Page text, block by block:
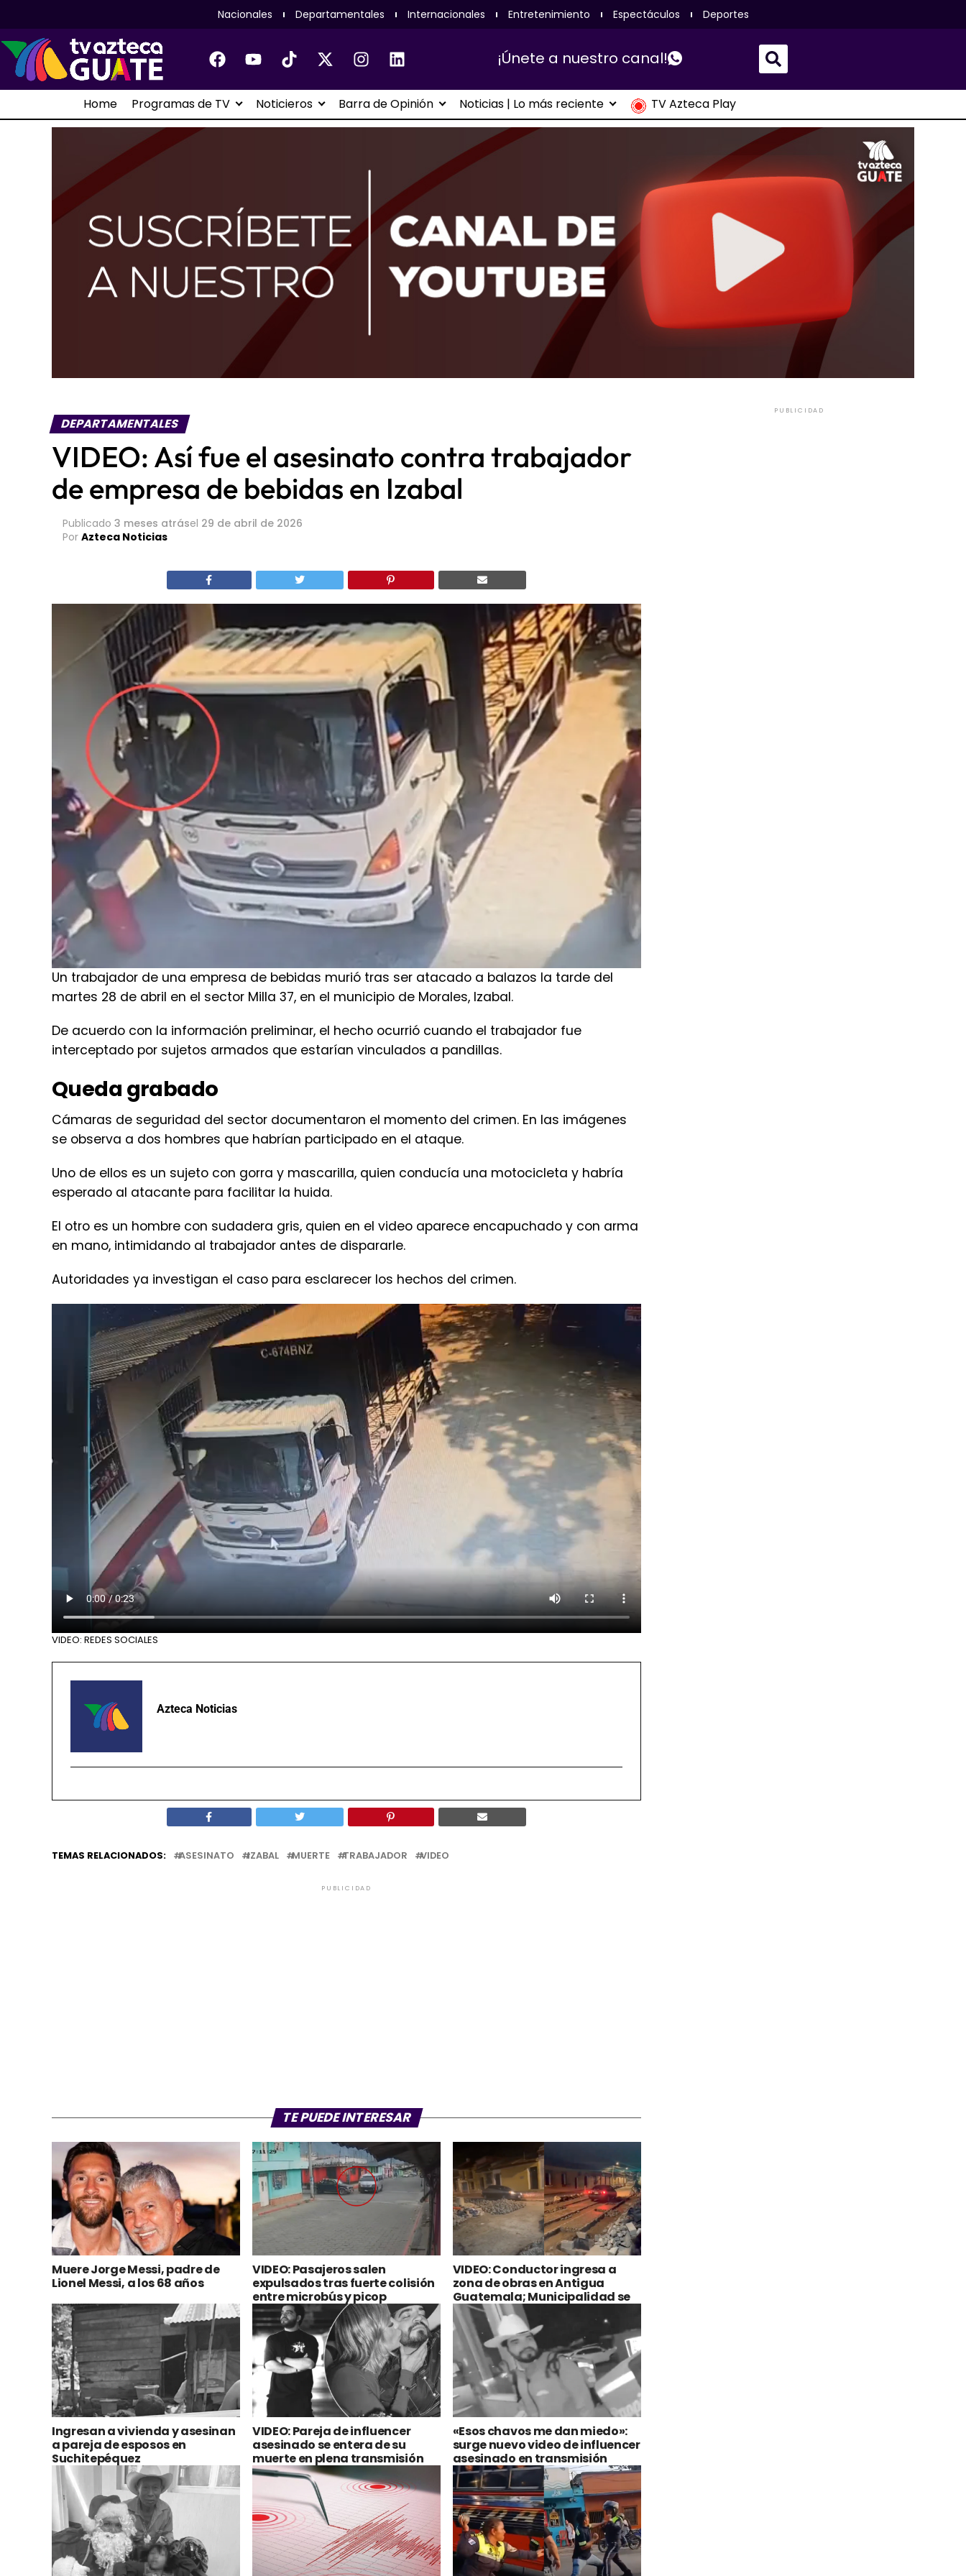
Nacionales Departamentales Internacionales Entretenimiento Espectáculos Deportes
¡Únete a nuestro canal!
Home Programas de TV Noticieros Barra de Opinión Noticias | Lo más reciente TV Azteca Play
DEPARTAMENTALES
VIDEO: Así fue el asesinato contra trabajador
de empresa de bebidas en Izabal
Publicado 3 meses atrásel 29 de abril de 2026
Por Azteca Noticias
Un trabajador de una empresa de bebidas murió tras ser atacado a balazos la tarde del
martes 28 de abril en el sector Milla 37, en el municipio de Morales, Izabal.
De acuerdo con la información preliminar, el hecho ocurrió cuando el trabajador fue
interceptado por sujetos armados que estarían vinculados a pandillas.
Queda grabado
Cámaras de seguridad del sector documentaron el momento del crimen. En las imágenes
se observa a dos hombres que habrían participado en el ataque.
Uno de ellos es un sujeto con gorra y mascarilla, quien conducía una motocicleta y habría
esperado al atacante para facilitar la huida.
El otro es un hombre con sudadera gris, quien en el video aparece encapuchado y con arma
en mano, intimidando al trabajador antes de dispararle.
Autoridades ya investigan el caso para esclarecer los hechos del crimen.
VIDEO: REDES SOCIALES
Azteca Noticias
TEMAS RELACIONADOS: ASESINATO IZABAL MUERTE TRABAJADOR VIDEO
PUBLICIDAD
TE PUEDE INTERESAR
Muere Jorge Messi, padre de
Lionel Messi, a los 68 años
VIDEO: Pasajeros salen
expulsados tras fuerte colisión
entre microbús y picop
VIDEO: Conductor ingresa a
zona de obras en Antigua
Guatemala; Municipalidad se
pronuncia
Ingresan a vivienda y asesinan
a pareja de esposos en
Suchitepéquez
VIDEO: Pareja de influencer
asesinado se entera de su
muerte en plena transmisión
«Esos chavos me dan miedo»:
surge nuevo video de influencer
asesinado en transmisión
PUBLICIDAD